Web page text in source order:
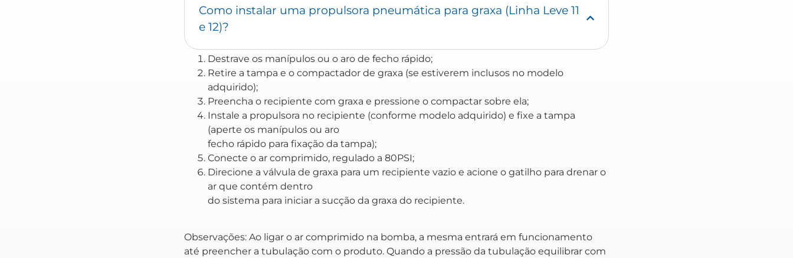
Como instalar uma propulsora pneumática para graxa (Linha Leve 11
e 12)?
Destrave os manípulos ou o aro de fecho rápido;
Retire a tampa e o compactador de graxa (se estiverem inclusos no modelo
adquirido);
Preencha o recipiente com graxa e pressione o compactar sobre ela;
Instale a propulsora no recipiente (conforme modelo adquirido) e fixe a tampa
(aperte os manípulos ou aro
fecho rápido para fixação da tampa);
Conecte o ar comprimido, regulado a 80PSI;
Direcione a válvula de graxa para um recipiente vazio e acione o gatilho para drenar o
ar que contém dentro
do sistema para iniciar a sucção da graxa do recipiente.
Observações: Ao ligar o ar comprimido na bomba, a mesma entrará em funcionamento
até preencher a tubulação com o produto. Quando a pressão da tubulação equilibrar com